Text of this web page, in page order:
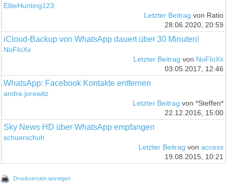
EliteHunting123
Letzter Beitrag von Ratio
28.06.2020, 20:59
iCloud-Backup von WhatsApp dauert über 30 Minuten!
NoFloXx
Letzter Beitrag von NoFloXx
03.05.2017, 12:46
WhatsApp: Facebook Kontakte entfernen
andre.jorewitz
Letzter Beitrag von *Steffen*
22.12.2016, 15:00
Sky News HD über WhatsApp empfangen
schuerschuh
Letzter Beitrag von access
19.08.2015, 10:21
Druckversion anzeigen